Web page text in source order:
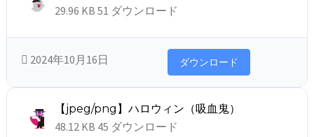
29.96 KB51 ダウンロード
2024年10月16日 ダウンロード
【jpeg/png】ハロウィン（吸血鬼）
48.12 KB 45 ダウンロード